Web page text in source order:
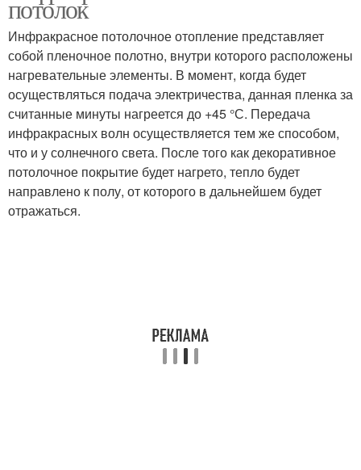
потолок
Инфракрасное потолочное отопление представляет
собой пленочное полотно, внутри которого расположены
нагревательные элементы. В момент, когда будет
осуществляться подача электричества, данная пленка за
считанные минуты нагреется до +45 °С. Передача
инфракрасных волн осуществляется тем же способом,
что и у солнечного света. После того как декоративное
потолочное покрытие будет нагрето, тепло будет
направлено к полу, от которого в дальнейшем будет
отражаться.